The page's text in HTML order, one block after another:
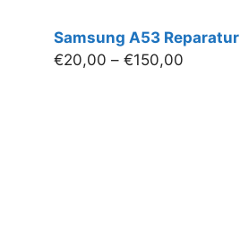
Samsung A53 Reparatur
€20,00 – €150,00